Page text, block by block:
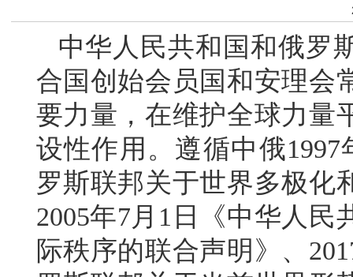
中华人民共和国和俄罗
合国创始会员国和安理会
要力量，在维护全球力量
设性作用。遵循中俄
罗斯联邦关于世界多极化
2005年7月1日《中华人
际秩序的联合声明》、